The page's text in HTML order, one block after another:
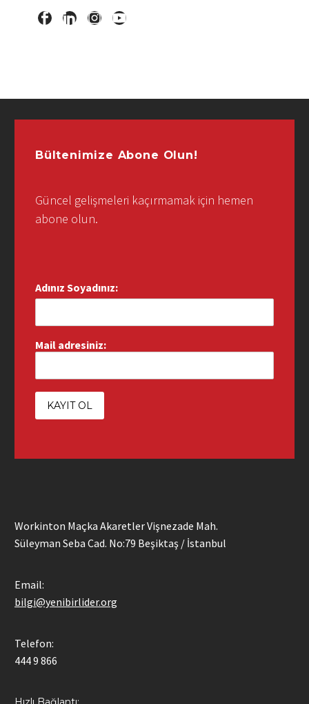
Workinton Maçka Akaretler Vişnezade Mah.
Süleyman Seba Cad. No:79 Beşiktaş / İstanbul
Email:
bilgi@yenibirlider.org
Telefon:
444 9 866
Bültenimize Abone Olun!
Güncel gelişmeleri kaçırmamak için hemen
abone olun.
Adınız Soyadınız:
Mail adresiniz: